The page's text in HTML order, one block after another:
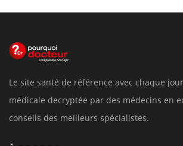
Le site santé de référence avec chaque
médicale decryptée par des médecins en
conseils des meilleurs spécialistes.